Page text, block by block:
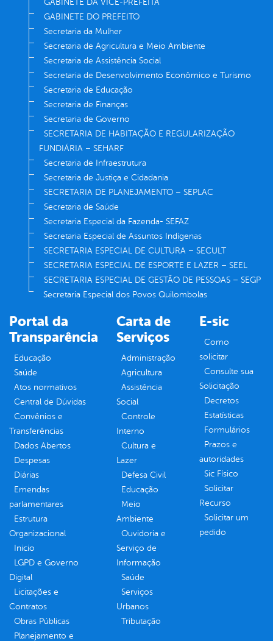
GABINETE DA VICE-PREFEITA
GABINETE DO PREFEITO
Secretaria da Mulher
Secretaria de Agricultura e Meio Ambiente
Secretaria de Assistência Social
Secretaria de Desenvolvimento Econômico e Turismo
Secretaria de Educação
Secretaria de Finanças
Secretaria de Governo
SECRETARIA DE HABITAÇÃO E REGULARIZAÇÃO
FUNDIÁRIA – SEHARF
Secretaria de Infraestrutura
Secretaria de Justiça e Cidadania
SECRETARIA DE PLANEJAMENTO – SEPLAC
Secretaria de Saúde
Secretaria Especial da Fazenda- SEFAZ
Secretaria Especial de Assuntos Indígenas
SECRETARIA ESPECIAL DE CULTURA – SECULT
SECRETARIA ESPECIAL DE ESPORTE E LAZER – SEEL
SECRETARIA ESPECIAL DE GESTÃO DE PESSOAS – SEGP
Secretaria Especial dos Povos Quilombolas
Portal da
Transparência
Educação
Saúde
Atos normativos
Central de Dúvidas
Convênios e
Transferências
Dados Abertos
Despesas
Diárias
Emendas
parlamentares
Estrutura
Organizacional
Inicio
LGPD e Governo
Digital
Licitações e
Contratos
Obras Públicas
Planejamento e
Carta de
Serviços
Administração
Agricultura
Assistência
Social
Controle
Interno
Cultura e
Lazer
Defesa Civil
Educação
Meio
Ambiente
Ouvidoria e
Serviço de
Informação
Saúde
Serviços
Urbanos
Tributação
E-sic
Como
solicitar
Consulte sua
Solicitação
Decretos
Estatísticas
Formulários
Prazos e
autoridades
Sic Físico
Solicitar
Recurso
Solicitar um
pedido